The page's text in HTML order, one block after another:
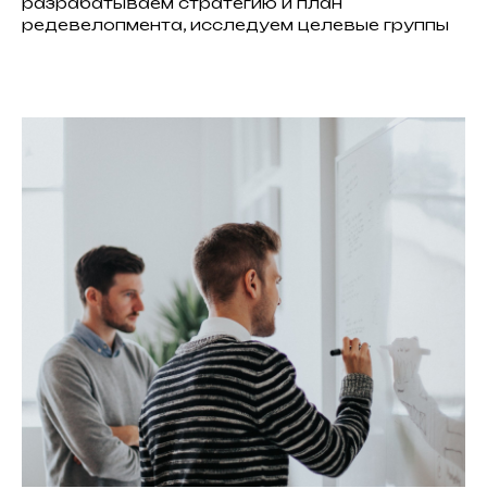
редевелопмента, исследуем целевые группы